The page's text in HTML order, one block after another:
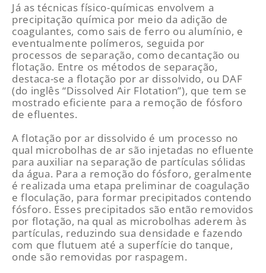
Já as técnicas físico-químicas envolvem a
precipitação química por meio da adição de
coagulantes, como sais de ferro ou alumínio, e
eventualmente polímeros, seguida por
processos de separação, como decantação ou
flotação. Entre os métodos de separação,
destaca-se a flotação por ar dissolvido, ou DAF
(do inglês “Dissolved Air Flotation”), que tem se
mostrado eficiente para a remoção de fósforo
de efluentes.
A flotação por ar dissolvido é um processo no
qual microbolhas de ar são injetadas no efluente
para auxiliar na separação de partículas sólidas
da água. Para a remoção do fósforo, geralmente
é realizada uma etapa preliminar de coagulação
e floculação, para formar precipitados contendo
fósforo. Esses precipitados são então removidos
por flotação, na qual as microbolhas aderem às
partículas, reduzindo sua densidade e fazendo
com que flutuem até a superfície do tanque,
onde são removidas por raspagem.